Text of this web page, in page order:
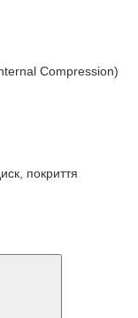
Compression)
покриття